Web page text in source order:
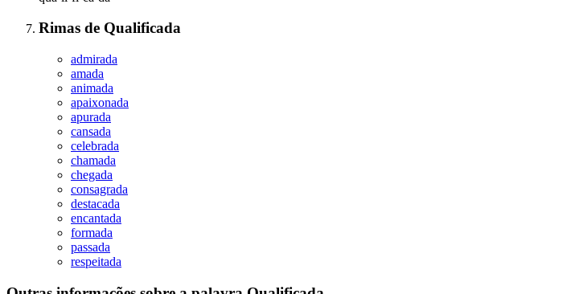
Rimas de Qualificada
admirada
amada
animada
apaixonada
apurada
cansada
celebrada
chamada
chegada
consagrada
destacada
encantada
formada
passada
respeitada